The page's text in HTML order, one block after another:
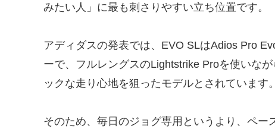
みたい人」に最も刺さりやすい立ち位置です。
アディダスの発表では、EVO SLはAdios Pro
ーで、フルレングスのLightstrike Proを使いな
ックな走り心地を狙ったモデルとされています。
そのため、毎日のジョグ専用というより、ペ